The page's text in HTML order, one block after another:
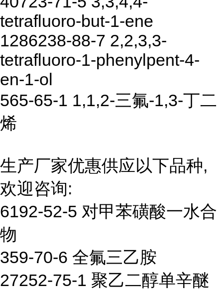
tetrafluoro-but-1-ene
1286238-88-7 2,2,3,3-
tetrafluoro-1-phenylpent-4-
en-1-ol
565-65-1 1,1,2-三氟-1,3-丁二
烯
生产厂家优惠供应以下品种,
欢迎咨询:
6192-52-5 对甲苯磺酸一水合
物
359-70-6 全氟三乙胺
27252-75-1 聚乙二醇单辛醚